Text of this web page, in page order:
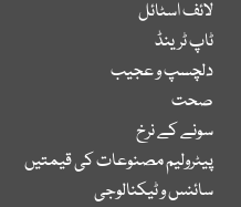
لائف اسٹائل
ٹاپ ٹرینڈ
دلچسپ و عجیب
صحت
سونے کے نرخ
پیٹرولیم مصنوعات کی قیمتیں
سائنس و ٹیکنالوجی